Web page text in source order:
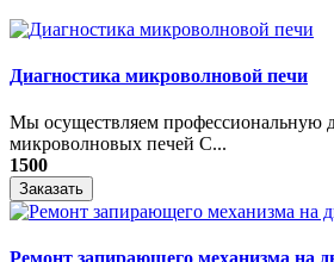
Диагностика микроволновой печи
Мы осуществляем профессиональную
микроволновых печей С...
1500
Заказать